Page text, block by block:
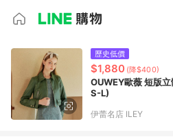
歷史低價
$1,880 (降$400)
OUWEY歐薇 短版
S-L)
伊蕾名店 ILEY